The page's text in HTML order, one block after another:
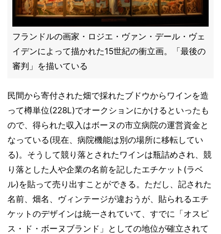
フランドルの画家・ロジエ・ヴァン・デール・ヴェ
イデンによって描かれた15世紀の衝立画。「最後の
審判」を描いている
民間から寄付された畑で採れたブドウからワインを造
って樽単位(228L)でオークションにかけるといったも
ので、得られた収入はボーヌの市立病院の運営資金と
なっている(現在、病院機能は別の場所に移転してい
る)。そうして競り落とされたワインは瓶詰めされ、競
り落とした人や企業の名前を記したエチケット(ラベ
ル)を貼って売り出すことができる。ただし、記された
名前、畑名、ヴィンテージが違おうが、貼られるエチ
ケットのデザインは統一されていて、すでに「オスピ
ス・ド・ボーヌブランド」としての地位が確立されて